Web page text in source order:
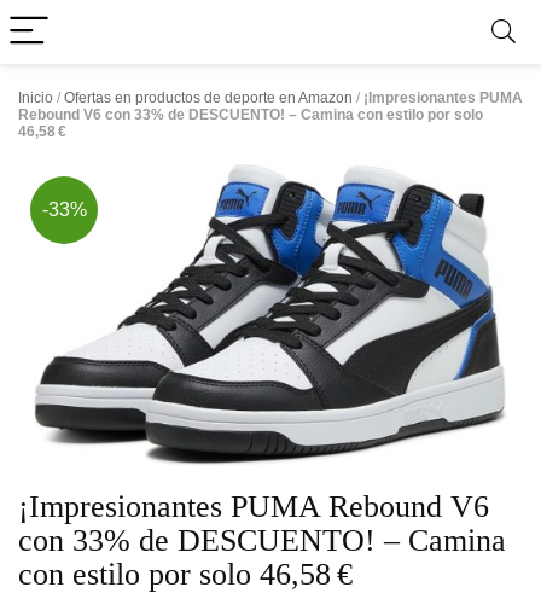
Inicio / Ofertas en productos de deporte en Amazon / ¡Impresionantes PUMA
Rebound V6 con 33% de DESCUENTO! – Camina con estilo por solo
46,58 €
-33%
¡Impresionantes PUMA Rebound V6
con 33% de DESCUENTO! – Camina
con estilo por solo 46,58 €